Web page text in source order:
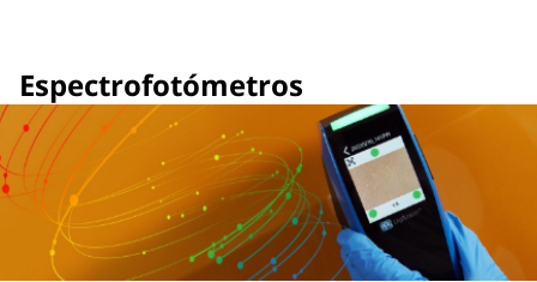
Espectrofotómetros